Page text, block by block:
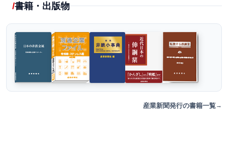
書籍・出版物
産業新聞発行の書籍一覧